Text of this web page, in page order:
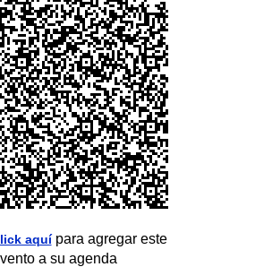
aquípara agregar este
a su agenda